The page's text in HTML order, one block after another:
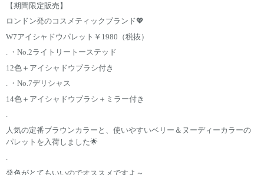
【期間限定販売】
ロンドン発のコスメティックブランド💖
W7アイシャドウパレット￥1980（税抜）
. ・No.2ライトリートーステッド
12色＋アイシャドウブラシ付き
. ・No.7デリシャス
14色＋アイシャドウブラシ＋ミラー付き
.
人気の定番ブラウンカラーと、使いやすいベリー＆ヌーディーカラーの
パレットを入荷しました🌟
.
発色がとてもいいのでオススメですよ～